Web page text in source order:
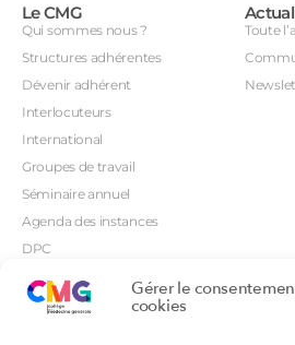
Gérer le
cookies
Le CMG
Qui sommes nous ?
Structures adhérentes
Dévenir adhérent
Interlocuteurs
International
Groupes de travail
Séminaire annuel
Agenda des instances
DPC
Orientations prioritaires
Toute